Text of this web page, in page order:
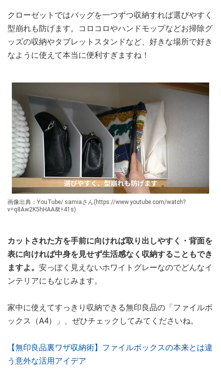
クローゼットではバッグを一つずつ収納すれば選びやすく
型崩れも防げます。コロコロやハンドモップなどお掃除グ
ッズの収納やタブレットスタンドなど、好きな場所で好き
なように使えて本当に便利すぎますね！
画像出典：YouTube/ samiaさん(https://www.youtube.com/watch?
v=q8Aw2K5hHAA&t=41s)
カットされた方を手前に向ければ取り出しやすく・背面を
表に向ければ中身を見せず生活感なく収納することもでき
ますよ。 安っぽく見えないホワイトグレーなのでどんなイ
ンテリアにもなじみます。
家中に使えてすっきり収納できる無印良品の「ファイルボ
ックス（A4）」、ぜひチェックしてみてくださいね。
【無印良品裏ワザ収納術】ファイルボックスの本来とは違
う意外な活用アイデア